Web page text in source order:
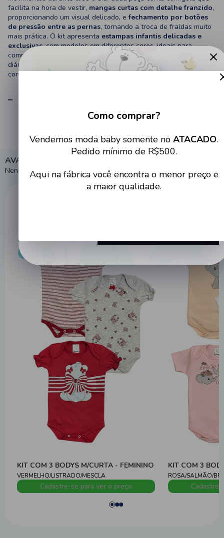
facilita na hora de vestir, mangas curtas com detalhe franzido,
proporcionando um visual delicado, efechamento por botões
de pressão entre as pernas, tornando a troca de fraldas muito
mais prática. O kit apresenta estampas infantis delicadas e
exclusivas, com modelos em diferentes cores, ideais para
compor diversos looks. São peças versáteis, perfeitas para uso
diário, passeios ou para complementar o enxoval com qualidade,
conforto e estilo.
AVALIAÇÕES
Nenhuma avaliação cadastrada para esse produto.
ATACADO
KIT COM 3 BODYS M/CURTA - FEMININO
Cadastre-se para ver o preço
VERMELHO/LISTRADO/MESCLA
ATACADO
KIT COM 3
ROSA/SALMÃO/
acesso a condições imperdíveis
Como comprar?
Vendemos moda baby somente noATACADO.
Pedido mínimo de R$500.
Aqui na fábrica você encontra o menor preço e
a maior qualidade.